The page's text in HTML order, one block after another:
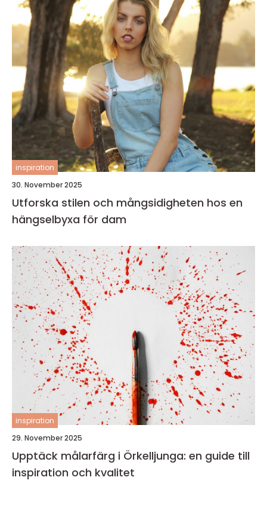
inspiration
30. November 2025
Utforska stilen och mångsidigheten hos en
hängselbyxa för dam
inspiration
29. November 2025
Upptäck målarfärg i Örkelljunga: en guide till
inspiration och kvalitet